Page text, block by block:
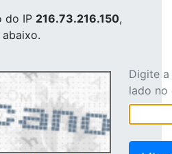
do IP 216.73.216.150,
Digite
lado no